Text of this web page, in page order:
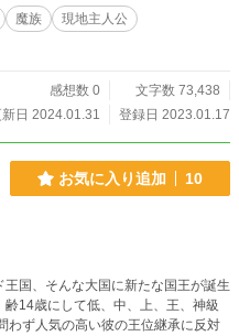
n9631if/ pixiv→https://www.pi
魔族
現地主人公
感想数 0
文字数 73,438
日 2024.01.31
登録日 2023.01.17
お気に入り追加 10
国、そんな大国に新たな国王が誕生
14歳にして低、中、上、王、神級
ず人気の高い彼の王位継承に反対